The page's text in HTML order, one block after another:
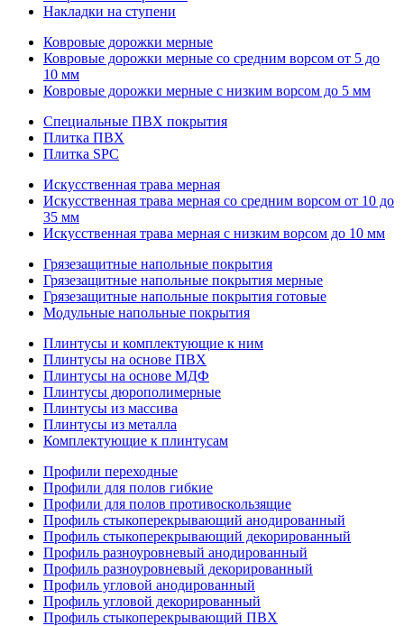
Накладки на ступени
Ковровые дорожки мерные
Ковровые дорожки мерные со средним ворсом от 5 до
10 мм
Ковровые дорожки мерные с низким ворсом до 5 мм
Специальные ПВХ покрытия
Плитка ПВХ
Плитка SPC
Искуccтвенная трава мерная
Искусственная трава мерная со средним ворсом от 10 до
35 мм
Искусственная трава мерная с низким ворсом до 10 мм
Грязезащитные напольные покрытия
Грязезащитные напольные покрытия мерные
Грязезащитные напольные покрытия готовые
Модульные напольные покрытия
Плинтусы и комплектующие к ним
Плинтусы на основе ПВХ
Плинтусы на основе МДФ
Плинтусы дюрополимерные
Плинтусы из массива
Плинтусы из металла
Комплектующие к плинтусам
Профили переходные
Профили для полов гибкие
Профили для полов противоскользящие
Профиль стыкоперекрывающий анодированный
Профиль стыкоперекрывающий декорированный
Профиль разноуровневый анодированный
Профиль разноуровневый декорированный
Профиль угловой анодированный
Профиль угловой декорированный
Профиль стыкоперекрывающий ПВХ